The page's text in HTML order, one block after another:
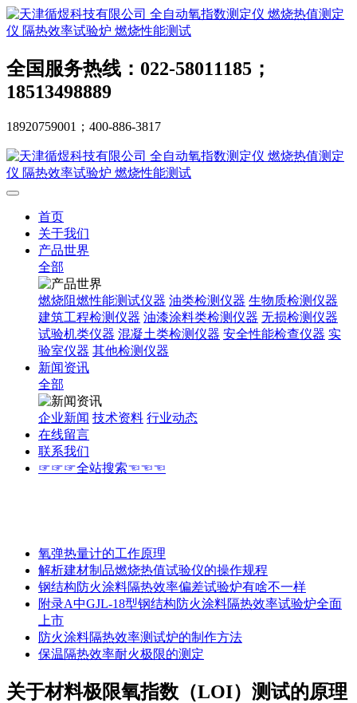
全国服务热线：022-58011185；
18513498889
18920759001；400-886-3817
首页
关于我们
产品世界
全部
燃烧阻燃性能测试仪器 油类检测仪器 生物质检测仪器
建筑工程检测仪器 油漆涂料类检测仪器 无损检测仪器
试验机类仪器 混凝土类检测仪器 安全性能检查仪器 实
验室仪器 其他检测仪器
新闻资讯
全部
企业新闻 技术资料 行业动态
在线留言
联系我们
☞☞☞全站搜索☜☜☜
氧弹热量计的工作原理
解析建材制品燃烧热值试验仪的操作规程
钢结构防火涂料隔热效率偏差试验炉有啥不一样
附录A中GJL-18型钢结构防火涂料隔热效率试验炉全面
上市
防火涂料隔热效率测试炉的制作方法
保温隔热效率耐火极限的测定
关于材料极限氧指数（LOI）测试的原理